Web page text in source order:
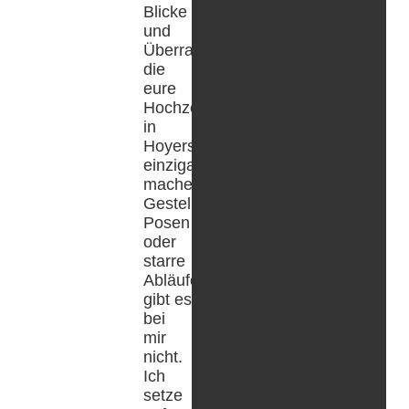
Blicke
und
Überraschungen,
die
eure
Hochzeit
in
Hoyerswerda
einzigartig
machen.
Gestellte
Posen
oder
starre
Abläufe
gibt es
bei
mir
nicht.
Ich
setze